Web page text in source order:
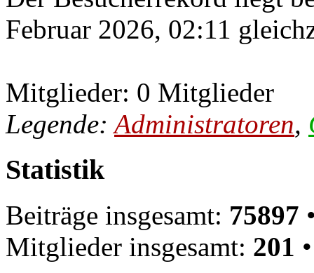
Februar 2026, 02:11
Mitglieder: 0 Mitglieder
Legende:Administratoren,
Statistik
Beiträge insgesamt: 75897
Mitglieder insgesamt: 201